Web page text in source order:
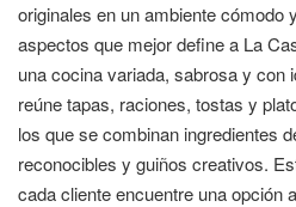
originales en un ambiente cómodo
aspectos que mejor define a La
una cocina variada, sabrosa y con
reúne tapas, raciones, tostas y
los que se combinan ingredientes
reconocibles y guiños creativos.
cada cliente encuentre una opción